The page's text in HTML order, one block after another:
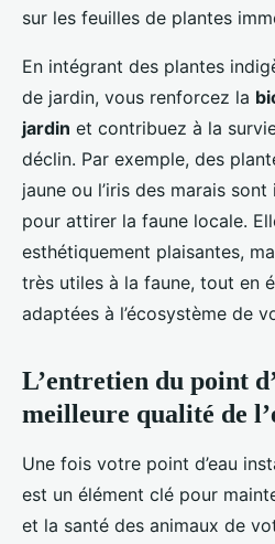
sur les feuilles de plantes
En intégrant des plantes
de jardin, vous renforcez la
jardin et contribuez à la
déclin. Par exemple, des
jaune ou l’iris des marais
pour attirer la faune locale.
esthétiquement plaisantes,
très utiles à la faune, tout en
adaptées à l’écosystème de
L’entretien du point
meilleure qualité de
Une fois votre point d’eau
est un élément clé pour
et la santé des animaux de